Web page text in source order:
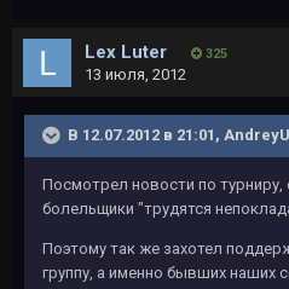
Lex Luter 325
13 июля, 2012
В 12.07.2012 в 21:01,
Посмотрел новости по
болельщики "трудятся
Поэтому так же захотел
группу, а именно бывших наших